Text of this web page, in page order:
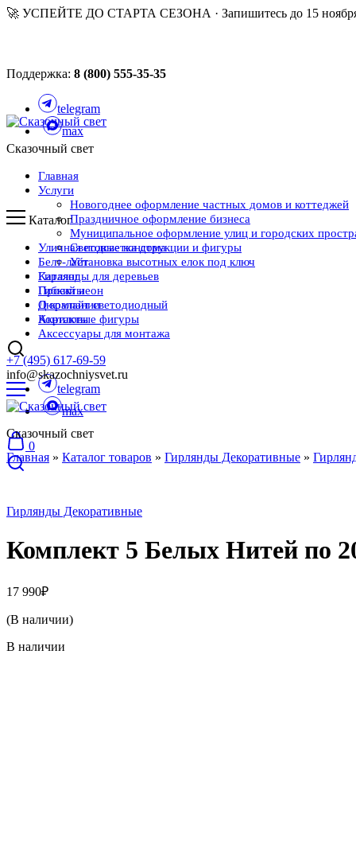
🚀 УСПЕЙТЕ ДО СТАРТА СЕЗОНА · Запишитесь до 15 ноября
Поддержка: 8 (800) 555-35-35
telegram
max
Сказочный свет
Главная
Услуги
Новогоднее оформление частных домов и коттеджей
Праздничное оформление бизнеса
Муниципальное оформление улиц и городских
Световые конструкции и фигуры
Установка высотных елок под ключ
Каталог
Проекты
О компании
Контакты
telegram
max
0
Каталог
Уличная подсветка дома
Белт-лайт
Гирлянды для деревьев
Гибкий неон
Дюралайт светодиодный
Акриловые фигуры
Аксессуары для монтажа
+7 (495) 617-69-59
info@skazochniysvet.ru
Сказочный свет
Главная » Каталог товаров » Гирлянды Декоративные »
Гирлянды Декоративные
Комплект 5 Белых Нитей по
17 990₽
(В наличии)
В наличии